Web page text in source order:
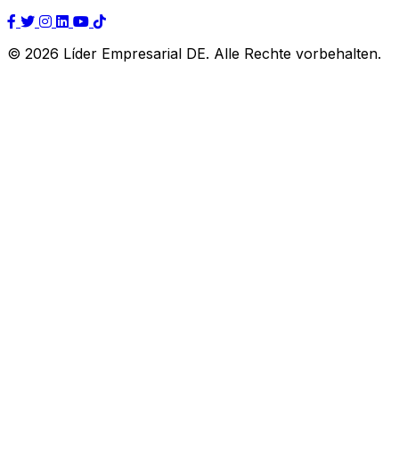
© 2026 Líder Empresarial DE. Alle Rechte vorbehalten.